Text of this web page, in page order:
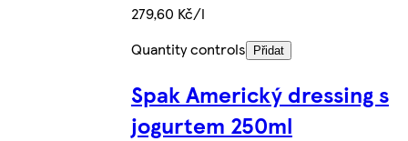
279,60 Kč/l
Quantity controls
Přidat
Spak Americký dressing s
jogurtem 250ml